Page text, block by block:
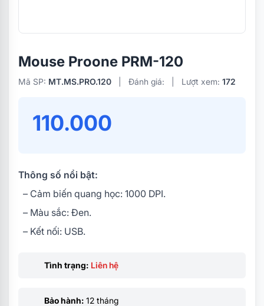
Mouse Proone PRM-120
Mã SP: MT.MS.PRO.120 Đánh giá: Lượt xem: 172
110.000
Thông số nổi bật:
– Cảm biến quang học: 1000 DPI.
– Màu sắc: Đen.
– Kết nối: USB.
Tình trạng: Liên hệ
Bảo hành: 12 tháng